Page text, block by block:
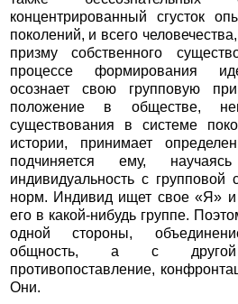
концентрированный сгусток
поколений, и всего
призму собственного
процессе формирования
осознает свою групповую
положение в обществе,
существования в системе
истории, принимает
подчиняется ему,
индивидуальность с групповой
норм. Индивид ищет свое «Я» и
его в какой-нибудь группе.
одной стороны,
общность, а с
противопоставление,
Они.